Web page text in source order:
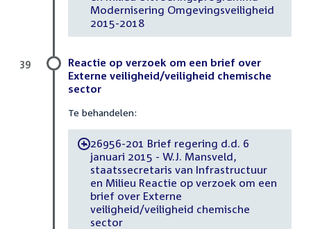
Modernisering Omgevingsveiligheid
2015-2018
Reactie op verzoek om een brief over
Externe veiligheid/veiligheid chemische
sector
Te behandelen:
-26956-201 Brief regering d.d. 6
januari 2015 - W.J. Mansveld,
staatssecretaris van Infrastructuur
en Milieu Reactie op verzoek om een
brief over Externe
veiligheid/veiligheid chemische
sector
39